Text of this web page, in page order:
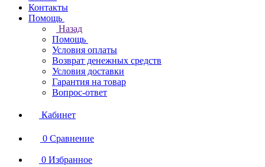
Контакты
Помощь
Назад
Помощь
Условия оплаты
Возврат денежных средств
Условия доставки
Гарантия на товар
Вопрос-ответ
Кабинет
0 Сравнение
0 Избранное